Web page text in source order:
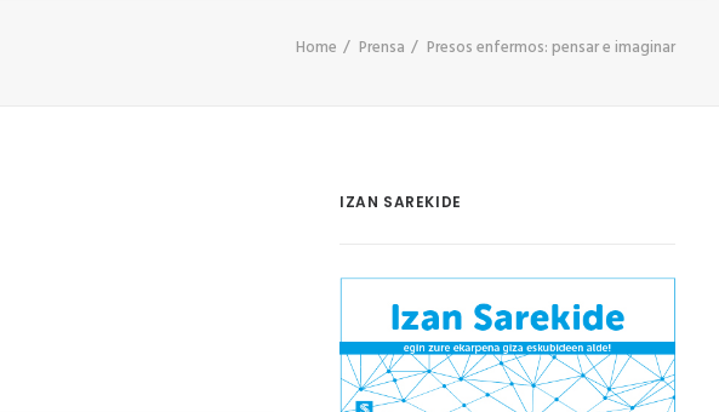
Home Prensa Presos enfermos: pensar e imaginar
IZAN SAREKIDE